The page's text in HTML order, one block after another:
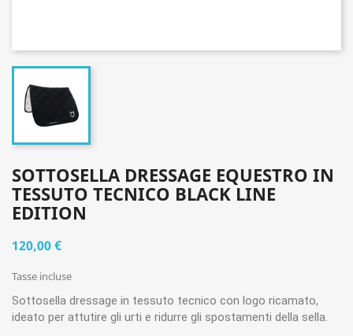
SOTTOSELLA DRESSAGE EQUESTRO IN
TESSUTO TECNICO BLACK LINE
EDITION
120,00 €
Tasse incluse
Sottosella dressage in tessuto tecnico con logo ricamato,
ideato per attutire gli urti e ridurre gli spostamenti della sella.